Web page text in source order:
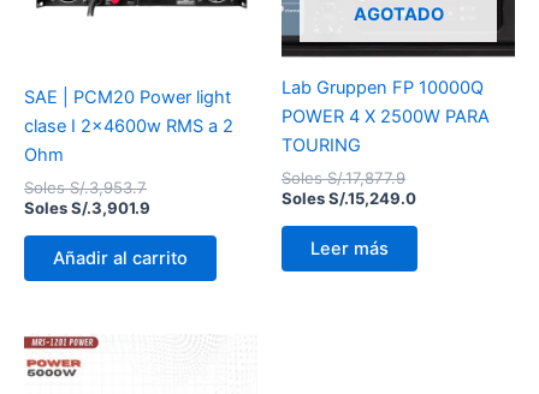
SAE | PCM20 Power light
clase I 2x4600w RMS a 2
Ohm
Soles S/.3,953.7
Soles S/.3,901.9
Añadir al carrito
AGOTADO
Lab Gruppen FP 10000Q
POWER 4 X 2500W PARA
TOURING
Soles S/.17,877.9
Soles S/.15,249.0
Leer más